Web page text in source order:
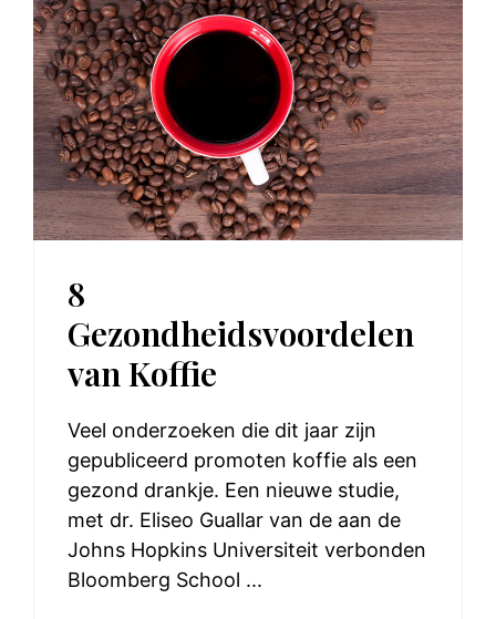
8
Gezondheidsvoordelen
van Koffie
Veel onderzoeken die dit jaar zijn
gepubliceerd promoten koffie als een
gezond drankje. Een nieuwe studie,
met dr. Eliseo Guallar van de aan de
Johns Hopkins Universiteit verbonden
Bloomberg School ...